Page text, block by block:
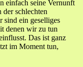
einfach seine Vernunft
schlechten
sind ein geselliges
denen wir zu tun
Das ist ganz
im Moment tun,